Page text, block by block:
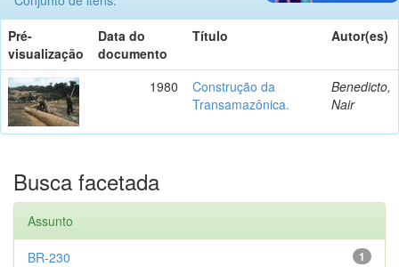
Pré-
visualização
Data do
documento
Título Autor(es)
1980
Construção da
Transamazônica.
Benedicto,
Nair
Busca facetada
Assunto
1
BR-230